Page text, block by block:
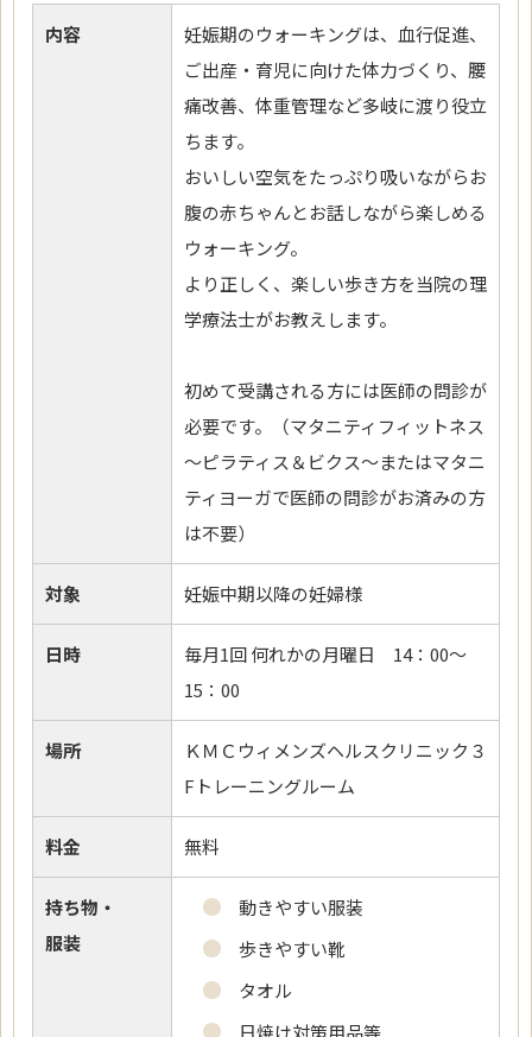
内容
妊娠期のウォーキングは、血行促進、
ご出産・育児に向けた体力づくり、腰
痛改善、体重管理など多岐に渡り役立
ちます。
おいしい空気をたっぷり吸いながらお
腹の赤ちゃんとお話しながら楽しめる
ウォーキング。
より正しく、楽しい歩き方を当院の理
学療法士がお教えします。
初めて受講される方には医師の問診が
必要です。（マタニティフィットネス
～ピラティス＆ビクス～またはマタニ
ティヨーガで医師の問診がお済みの方
は不要）
対象 妊娠中期以降の妊婦様
日時
毎月1回 何れかの月曜日 14：00～
15：00
場所
ＫＭＣウィメンズヘルスクリニック３
Fトレーニングルーム
料金 無料
持ち物・
服装
動きやすい服装
歩きやすい靴
タオル
日焼け対策用品等